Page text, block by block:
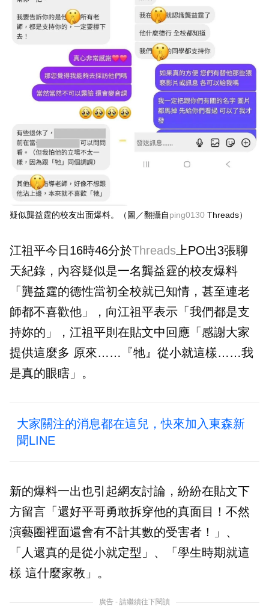
疑似龔益霆的校友出面爆料。（圖／翻攝自ping0130 Threads）
江祖平今日16時46分於Threads 上PO出3張聊
天紀錄，內容疑似是一名龔益霆的校友爆料
「龔益霆的德性當初全校就已知情，甚至連老
師都不喜歡他」，向江祖平表示「我們都是支
持妳的」，江祖平則在貼文中回應「感謝大家
提供這麼多 原來……『牠』從小就這樣……我
是真的眼瞎」。
大家關注的消息都在這兒，快來加入東森新
聞LINE
新的爆料一出也引起網友討論，紛紛在貼文下
方留言「還好平哥勇敢拆穿他的真面目！不然
演藝圈裡面還會有不計其數的受害者！」、
「人還真的是從小就定型」、「學生時期就這
樣 這什麼家教」。
廣告 - 請繼續往下閱讀